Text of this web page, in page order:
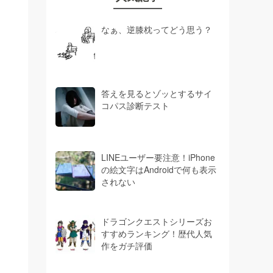
なぁ、逆膝枕ってどう思う？
答えを見るとゾッとするサイ
コパス診断テスト
LINEユーザー要注意！iPhone
の絵文字はAndroidで何も表示
されない
ドラゴンクエストシリーズお
すすめランキング！歴代人気
作をガチ評価